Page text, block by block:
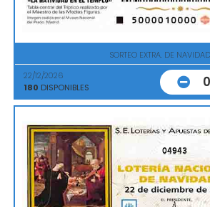
SORTEO EXTRA. DE NAVIDAD
22/12/2026
180 DISPONIBLES 0
04943